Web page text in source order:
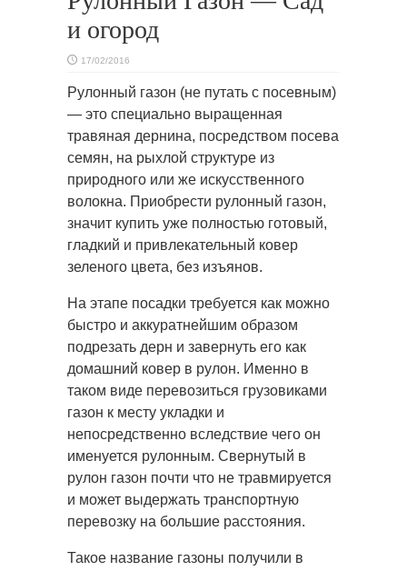
и огород
17/02/2016
Рулонный газон (не путать с посевным)
— это специально выращенная
травяная дернина, посредством посева
семян, на рыхлой структуре из
природного или же искусственного
волокна. Приобрести рулонный газон,
значит купить уже полностью готовый,
гладкий и привлекательный ковер
зеленого цвета, без изъянов.
На этапе посадки требуется как можно
быстро и аккуратнейшим образом
подрезать дерн и завернуть его как
домашний ковер в рулон. Именно в
таком виде перевозиться грузовиками
газон к месту укладки и
непосредственно вследствие чего он
именуется рулонным. Свернутый в
рулон газон почти что не травмируется
и может выдержать транспортную
перевозку на большие расстояния.
Такое название газоны получили в